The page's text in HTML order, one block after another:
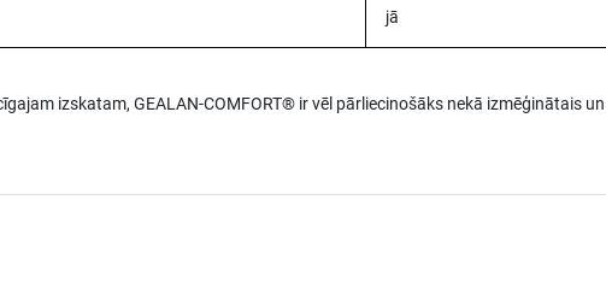
jā
izskatam, GEALAN-COMFORT® ir vēl pārliecinošāks nekā izmēģinātais